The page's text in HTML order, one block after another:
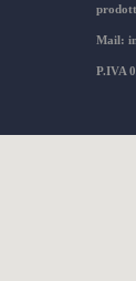
Mail:
P.IVA